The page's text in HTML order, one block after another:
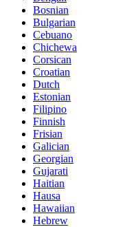
Bosnian
Bulgarian
Cebuano
Chichewa
Corsican
Croatian
Dutch
Estonian
Filipino
Finnish
Frisian
Galician
Georgian
Gujarati
Haitian
Hausa
Hawaiian
Hebrew